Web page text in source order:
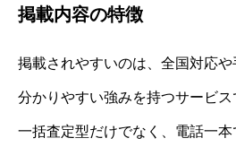
掲載内容の特徴
掲載されやすいのは、全国対応や
分かりやすい強みを持つサービス
一括査定型だけでなく、電話一